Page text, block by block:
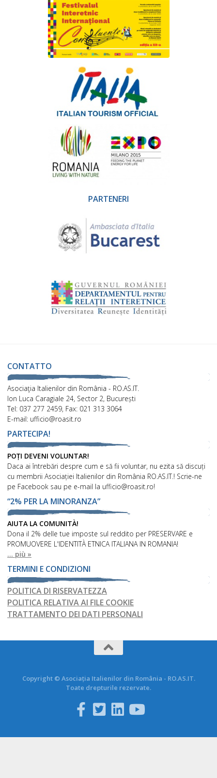
PARTENERI
CONTATTO
Asociaţia Italienilor din România - RO.AS.IT.
Ion Luca Caragiale 24, Sector 2, București
Tel: 037 277 2459, Fax: 021 313 3064
E-mail: ufficio@roasit.ro
PARTECIPA!
POȚI DEVENI VOLUNTAR!
Daca ai întrebări despre cum e să fii voluntar, nu ezita să discuți
cu membrii Asociației Italienilor din România RO.AS.IT.! Scrie-ne
pe Facebook sau pe e-mail la ufficio@roasit.ro!
“2% PER LA MINORANZA”
AIUTA LA COMUNITÀ!
Dona il 2% delle tue imposte sul reddito per PRESERVARE e
PROMUOVERE L'IDENTITÀ ETNICA ITALIANA IN ROMANIA!
... più »
TERMINI E CONDIZIONI
POLITICA DI RISERVATEZZA
POLITICA RELATIVA AI FILE COOKIE
TRATTAMENTO DEI DATI PERSONALI
Copyright © Asociația Italienilor din România - RO.AS.IT.
Toate drepturile rezervate.